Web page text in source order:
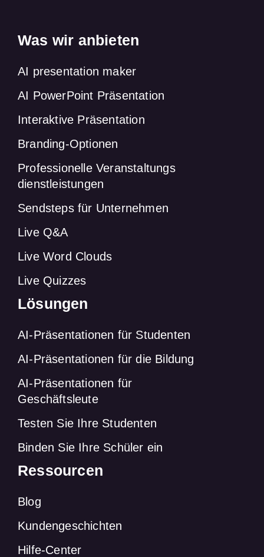
Was wir anbieten
AI presentation maker
AI PowerPoint Präsentation
Interaktive Präsentation
Branding-Optionen
Professionelle Veranstaltungs
dienstleistungen
Sendsteps für Unternehmen
Live Q&A
Live Word Clouds
Live Quizzes
Lösungen
AI-Präsentationen für Studenten
AI-Präsentationen für die Bildung
AI-Präsentationen für
Geschäftsleute
Testen Sie Ihre Studenten
Binden Sie Ihre Schüler ein
Ressourcen
Blog
Kundengeschichten
Hilfe-Center